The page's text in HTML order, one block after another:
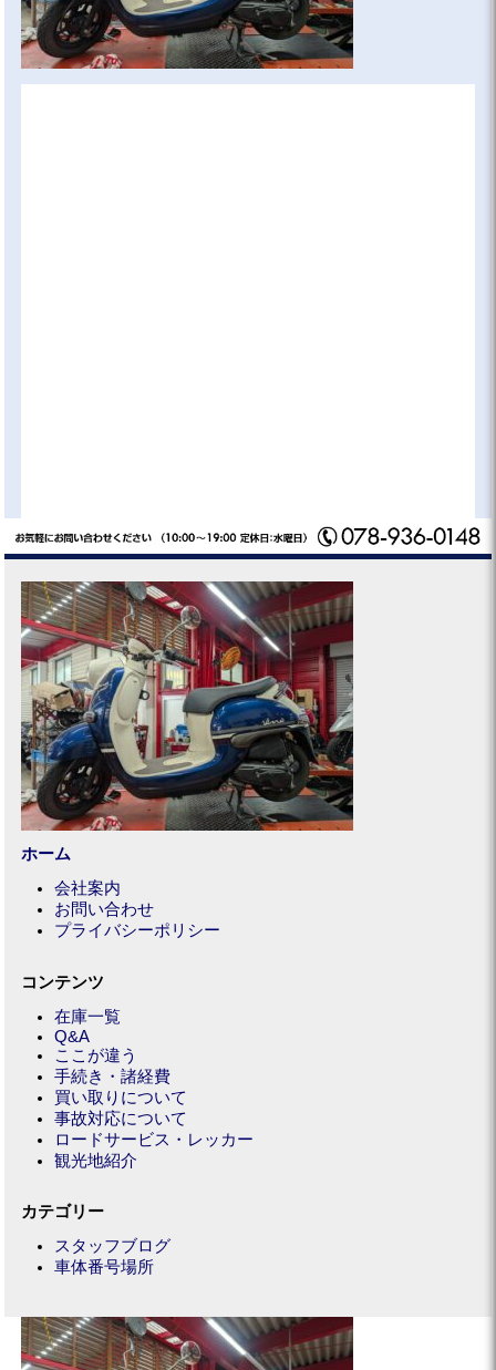
ホーム
会社案内
お問い合わせ
プライバシーポリシー
コンテンツ
在庫一覧
Q&A
ここが違う
手続き・諸経費
買い取りについて
事故対応について
ロードサービス・レッカー
観光地紹介
カテゴリー
スタッフブログ
車体番号場所